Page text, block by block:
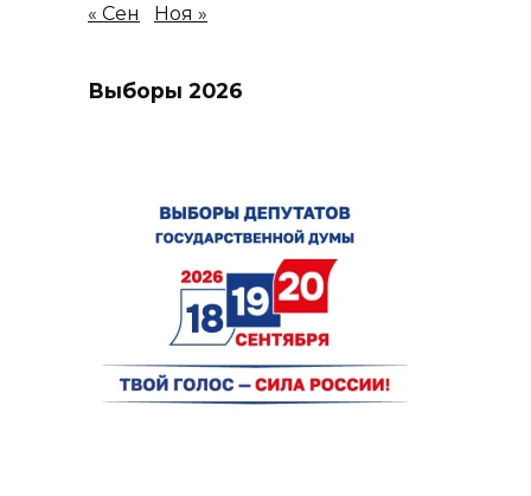
« Сен Ноя »
Выборы 2026